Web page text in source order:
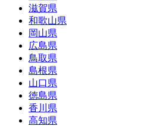
滋賀県
和歌山県
岡山県
広島県
鳥取県
島根県
山口県
徳島県
香川県
高知県